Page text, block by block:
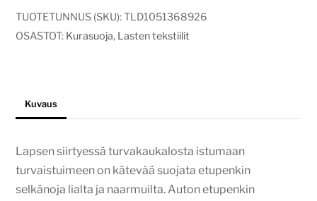
TUOTETUNNUS (SKU):TLD1051368926
OSASTOT: Kurasuoja, Lasten tekstiilit
Kuvaus
Lapsen siirtyessä turvakaukalosta istumaan
turvaistuimeen on kätevää suojata etupenkin
selkänoja lialta ja naarmuilta. Auton etupenkin